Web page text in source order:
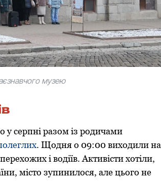
музею
серпні разом із родичами
. Щодня о 09:00 виходили на
і водіїв. Активісти хотіли,
місто зупинилося, але цього не